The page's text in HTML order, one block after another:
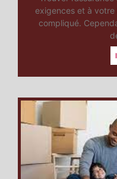
exigences et à votre
compliqué.